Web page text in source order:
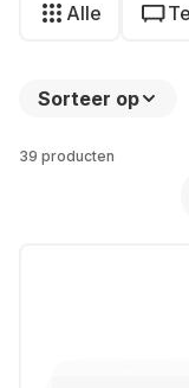
Alle
Sorteer op
39 producten